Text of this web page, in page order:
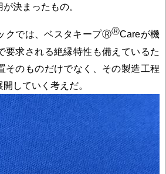
決まったもの。
クでは、ベスタキープⓇⓇCareが機
要求される絶縁特性も備えているた
そのものだけでなく、その製造工程
していく考えだ。